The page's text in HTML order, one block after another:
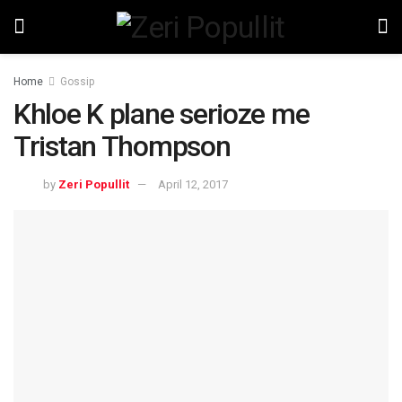
Home Gossip
Khloe K plane serioze me
Tristan Thompson
by Zeri Popullit April 12, 2017